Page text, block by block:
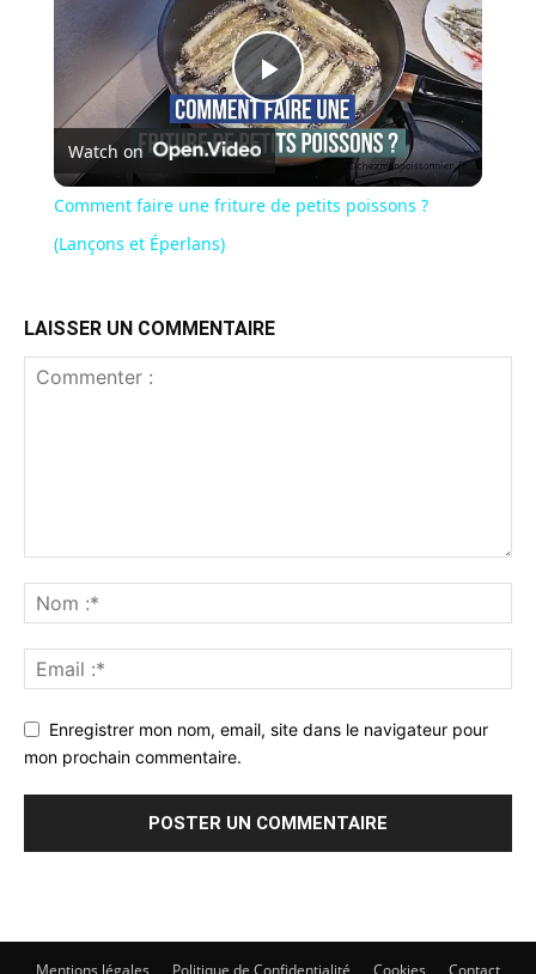
Play
Video
Watch on
Comment faire une friture de petits poissons ?
(Lançons et Éperlans)
LAISSER UN COMMENTAIRE
Enregistrer mon nom, email, site dans le navigateur pour
mon prochain commentaire.
Mentions légales Politique de Confidentialité Cookies Contact